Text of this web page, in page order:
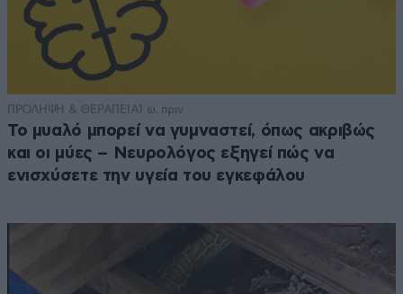
ΠΡΟΛΗΨΗ & ΘΕΡΑΠΕΙΑ1 ω. πριν
Το μυαλό μπορεί να γυμναστεί, όπως ακριβώς
και οι μύες – Νευρολόγος εξηγεί πώς να
ενισχύσετε την υγεία του εγκεφάλου